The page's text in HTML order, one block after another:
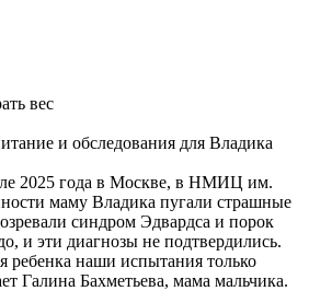
вес
и обследования для Владика
2025 года в Москве, в НМИЦ им.
маму Владика пугали страшные
синдром Эдвардса и порок
и эти диагнозы не подтвердились.
ребенка наши испытания только
Галина Бахметьева, мама мальчика.